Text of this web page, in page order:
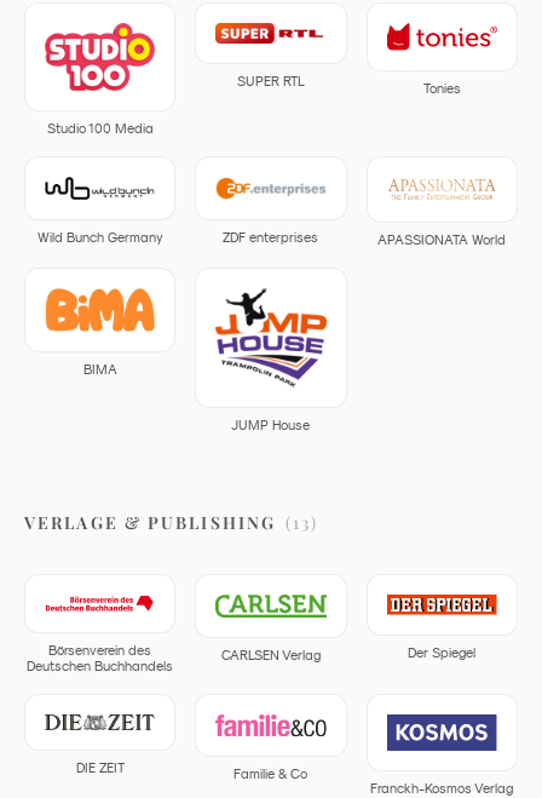
Studio 100 Media
SUPER RTL
Tonies
Wild Bunch Germany ZDF enterprises APASSIONATA World
BIMA
JUMP House
VERLAGE & PUBLISHING (13)
Börsenverein des
Deutschen Buchhandels
CARLSEN Verlag Der Spiegel
DIE ZEIT
Familie & Co
Franckh-Kosmos Verlag